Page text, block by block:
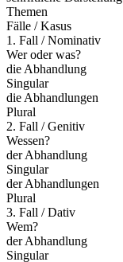
Themen
Fälle / Kasus
1. Fall / Nominativ
Wer oder was?
die Abhandlung
Singular
die Abhandlungen
Plural
2. Fall / Genitiv
Wessen?
der Abhandlung
Singular
der Abhandlungen
Plural
3. Fall / Dativ
Wem?
der Abhandlung
Singular